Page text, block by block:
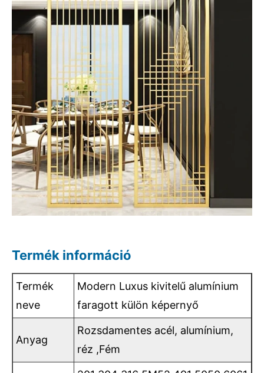
Termék információ
Termék
neve
Modern Luxus kivitelű alumínium
faragott külön képernyő
Anyag
Rozsdamentes acél, alumínium,
réz ,Fém